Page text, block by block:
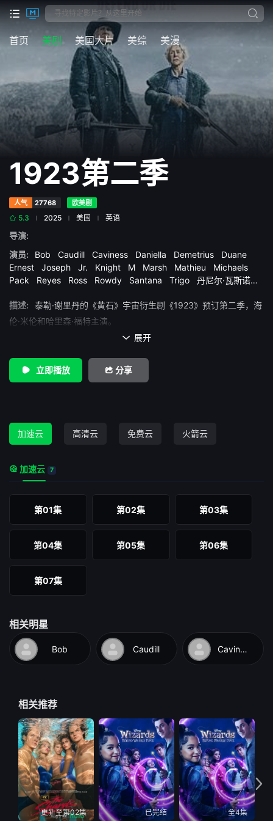
首页 美剧 美国大片 美综 美漫
1923第二季
人气 27768 欧美剧
5.3 2025 美国 英语
导演:
演员:
Bob Caudill Caviness Daniella Demetrius
Duane
Ernest
Joseph Jr. Knight M Marsh Mathieu
Michaels
Pack
Reyes Ross Rowdy Santana Trigo
丹尼尔·瓦斯诺娃
奥古斯图斯·珀如 布兰登·斯克莱纳 海伦·米伦 詹妮弗·卡朋特 詹
妮特·蒙哥马利 达伦·曼恩
描述:
泰勒·谢里丹的《黄石》宇宙衍生剧《1923》预订第二季，海
伦·米伦和哈里森·福特主演。
 展开
立即播放 分享
加速云 高清云 免费云 火箭云
加速云 7
第01集 第02集 第03集
第04集 第05集 第06集
第07集
相关明星
Bob Caudill Caviness
相关推荐
更新至第02集 已完结 全4集